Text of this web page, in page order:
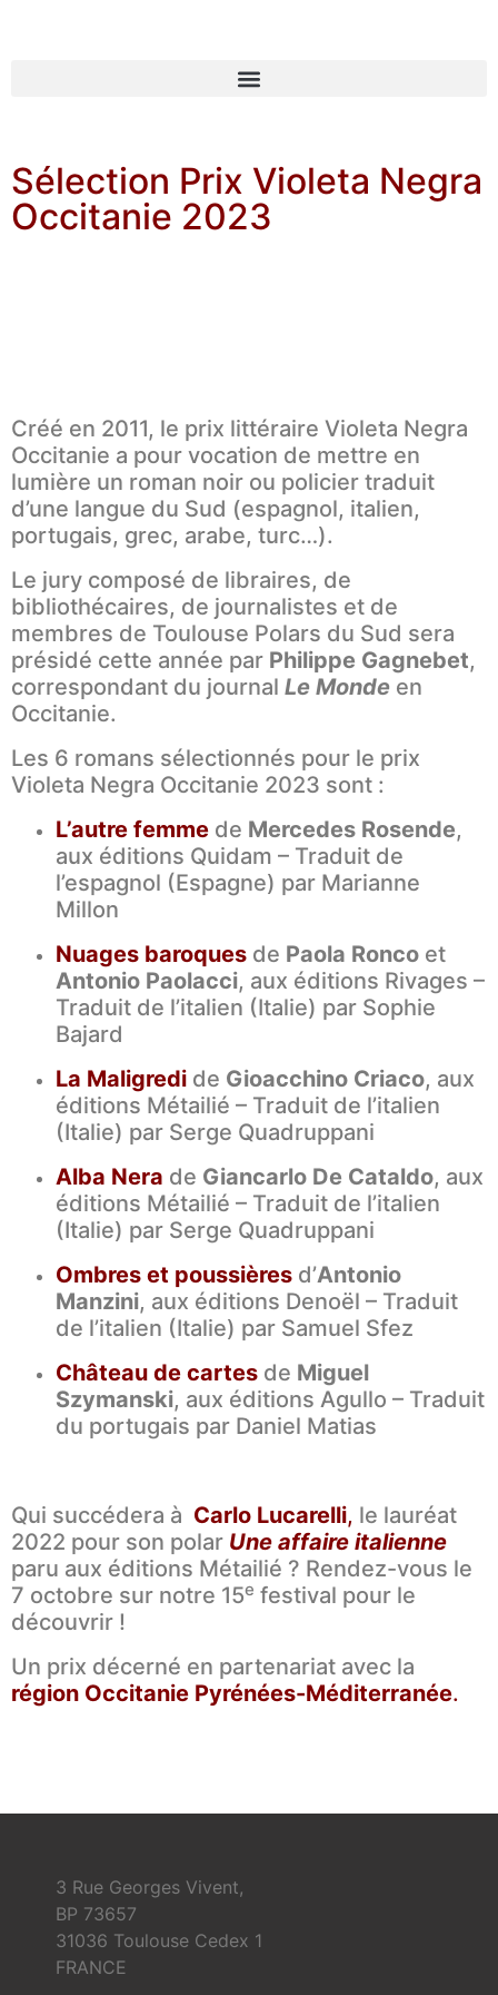
Sélection Prix Violeta Negra
Occitanie 2023
Créé en 2011, le prix littéraire Violeta Negra
Occitanie a pour vocation de mettre en
lumière un roman noir ou policier traduit
d’une langue du Sud (espagnol, italien,
portugais, grec, arabe, turc…).
Le jury composé de libraires, de
bibliothécaires, de journalistes et de
membres de Toulouse Polars du Sud sera
présidé cette année par Philippe Gagnebet,
correspondant du journal Le Monde en
Occitanie.
Les 6 romans sélectionnés pour le prix
Violeta Negra Occitanie 2023 sont :
L’autre femme de Mercedes Rosende,
aux éditions Quidam – Traduit de
l’espagnol (Espagne) par Marianne
Millon
Nuages baroques de Paola Ronco et
Antonio Paolacci, aux éditions Rivages –
Traduit de l’italien (Italie) par Sophie
Bajard
La Maligredi de Gioacchino Criaco, aux
éditions Métailié – Traduit de l’italien
(Italie) par Serge Quadruppani
Alba Nera de Giancarlo De Cataldo, aux
éditions Métailié – Traduit de l’italien
(Italie) par Serge Quadruppani
Ombres et poussières d’Antonio
Manzini, aux éditions Denoël – Traduit
de l’italien (Italie) par Samuel Sfez
Château de cartes de Miguel
Szymanski, aux éditions Agullo – Traduit
du portugais par Daniel Matias
Qui succédera à Carlo Lucarelli, le lauréat
2022 pour son polar Une affaire italienne
paru aux éditions Métailié ? Rendez-vous le
7 octobre sur notre 15e festival pour le
découvrir !
Un prix décerné en partenariat avec la
région Occitanie Pyrénées-Méditerranée.
3 Rue Georges Vivent,
BP 73657
31036 Toulouse Cedex 1
FRANCE